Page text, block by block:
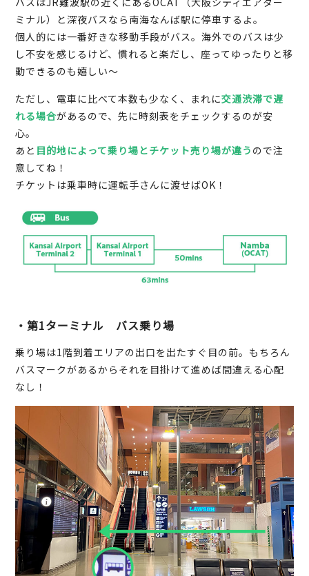
ミナル）と深夜バスなら南海なんば駅に停車するよ。
個人的には一番好きな移動手段がバス。海外でのバスは少
し不安を感じるけど、慣れると楽だし、座ってゆったりと移
動できるのも嬉しい～
ただし、電車に比べて本数も少なく、まれに交通渋滞で遅
れる場合があるので、先に時刻表をチェックするのが安
心。
あと 目的地によって乗り場とチケット売り場が違う ので注
意してね！
チケットは乗車時に運転手さんに渡せばOK！
・第1ターミナル バス乗り場
乗り場は1階到着エリアの出口を出たすぐ目の前。もちろん
バスマークがあるからそれを目掛けて進めば間違える心配
なし！